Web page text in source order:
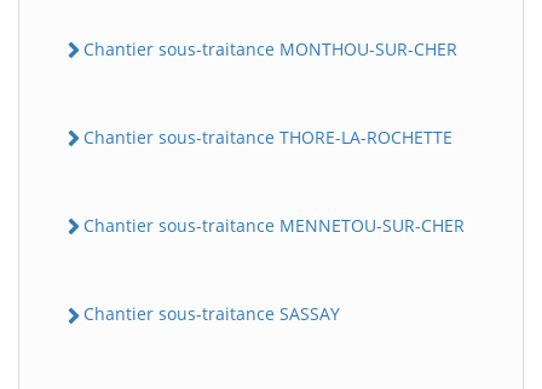
Chantier sous-traitance MONTHOU-SUR-CHER
Chantier sous-traitance THORE-LA-ROCHETTE
Chantier sous-traitance MENNETOU-SUR-CHER
Chantier sous-traitance SASSAY